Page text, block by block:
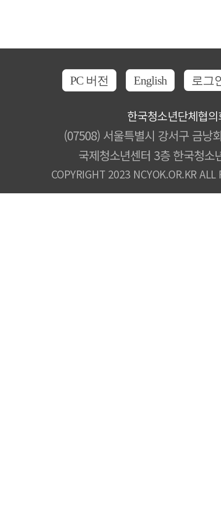
PC 버전 English 로그
한국청소년단체협
(07508) 서울특별시 강서구 금낭
국제청소년센터 3층 한국청소
COPYRIGHT 2023 NCYOK.OR.KR ALL